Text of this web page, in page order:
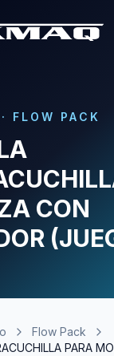
· FLOW PACK
CON
Flow Pack
PARA